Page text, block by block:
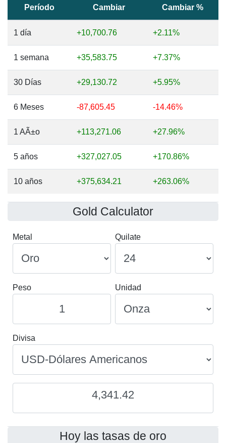
Período Cambiar Cambiar %
1 día +10,700.76 +2.11%
1 semana +35,583.75 +7.37%
30 Días +29,130.72 +5.95%
6 Meses -87,605.45 -14.46%
1 AÃ±o +113,271.06 +27.96%
5 años +327,027.05 +170.86%
10 años +375,634.21 +263.06%
Gold Calculator
Metal Quilate
Peso Unidad
Divisa
4,341.42
Hoy las tasas de oro